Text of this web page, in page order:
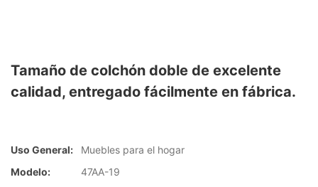
Tamaño de colchón doble de excelente
calidad, entregado fácilmente en fábrica.
Uso General:
Muebles para el hogar
Modelo:
47AA-19